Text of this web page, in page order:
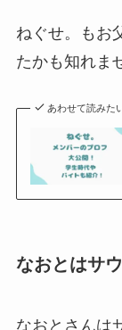
ねぐせ。もお
たかも知れま
あわせて読みた
なおとはサ
なおとさんは